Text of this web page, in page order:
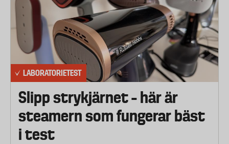
LABORATORIETEST
Slipp strykjärnet – här är
steamern som fungerar bäst
i test